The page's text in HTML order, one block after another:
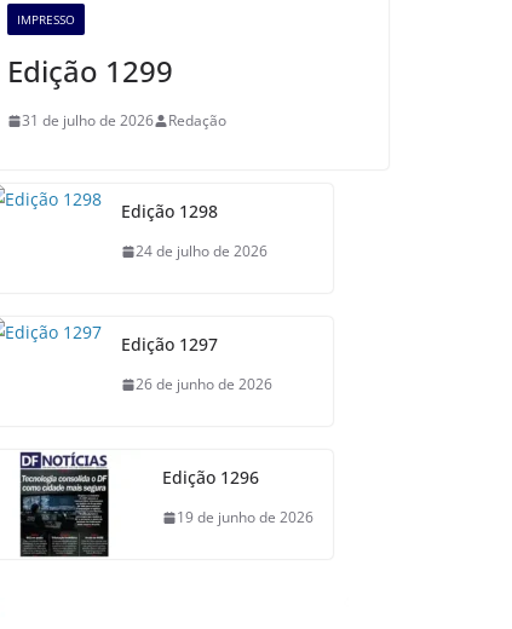
IMPRESSO
Edição 1299
31 de julho de 2026 Redação
Edição 1298
24 de julho de 2026
Edição 1297
26 de junho de 2026
Edição 1296
19 de junho de 2026